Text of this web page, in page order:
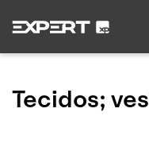
Tecidos;